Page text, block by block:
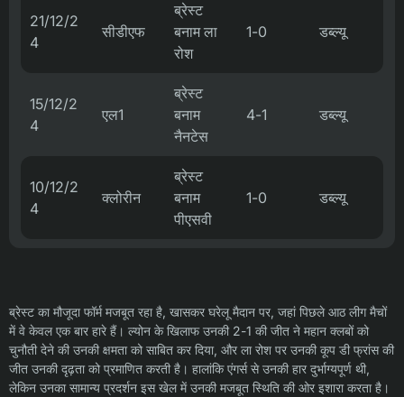
21/12/2
4
सीडीएफ
ब्रेस्ट
बनाम ला
रोश
1-0 डब्ल्यू
15/12/2
4
एल1
ब्रेस्ट
बनाम
नैनटेस
4-1 डब्ल्यू
10/12/2
4
क्लोरीन
ब्रेस्ट
बनाम
पीएसवी
1-0 डब्ल्यू
ब्रेस्ट का मौजूदा फॉर्म मजबूत रहा है, खासकर घरेलू मैदान पर, जहां पिछले आठ लीग मैचों
में वे केवल एक बार हारे हैं। ल्योन के खिलाफ उनकी 2-1 की जीत ने महान क्लबों को
चुनौती देने की उनकी क्षमता को साबित कर दिया, और ला रोश पर उनकी कूप डी फ्रांस की
जीत उनकी दृढ़ता को प्रमाणित करती है। हालांकि एंगर्स से उनकी हार दुर्भाग्यपूर्ण थी,
लेकिन उनका सामान्य प्रदर्शन इस खेल में उनकी मजबूत स्थिति की ओर इशारा करता है।